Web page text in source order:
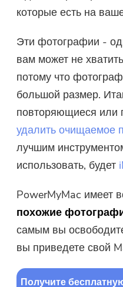
которые есть на
Эти фотографии -
вам может не
потому что
большой размер.
повторяющиеся или
удалить очищаемое
лучшим
использовать, будет
PowerMyMac имеет
похожие
самым вы
вы приведете свой
Получите